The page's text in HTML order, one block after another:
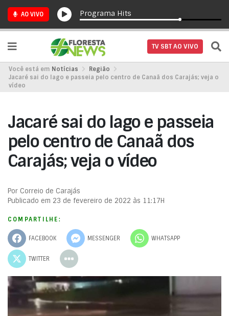
AO VIVO Programa Hits
TV SBT AO VIVO
Você está em Notícias
Região
Jacaré sai do lago e passeia pelo centro de Canaã dos Carajás; veja o
vídeo
Jacaré sai do lago e passeia
pelo centro de Canaã dos
Carajás; veja o vídeo
Por Correio de Carajás
Publicado em 23 de fevereiro de 2022 às 11:17H
COMPARTILHE:
FACEBOOK MESSENGER WHATSAPP
TWITTER